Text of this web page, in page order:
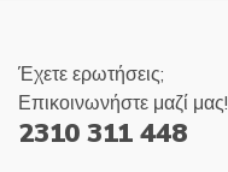
Έχετε ερωτήσεις;
Επικοινωνήστε μαζί μας!
2310 311 448